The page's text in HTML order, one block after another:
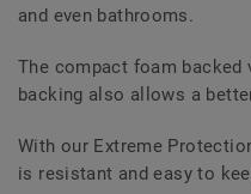
and even bathrooms.
The compact foam
backing also allows a
With our Extreme
is resistant and easy to